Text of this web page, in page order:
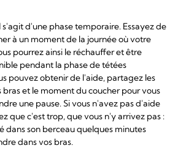
d'une phase temporaire. Essayez de
à un moment de la journée où votre
pourrez ainsi le réchauffer et être
pendant la phase de tétées
pouvez obtenir de l'aide, partagez les
bras et le moment du coucher pour vous
une pause. Si vous n'avez pas d'aide
que c'est trop, que vous n'y arrivez pas :
dans son berceau quelques minutes
dans vos bras.